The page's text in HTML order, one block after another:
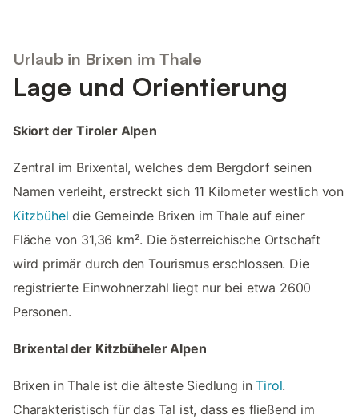
Urlaub in Brixen im Thale
Lage und Orientierung
Skiort der Tiroler Alpen
Zentral im Brixental, welches dem Bergdorf seinen
Namen verleiht, erstreckt sich 11 Kilometer westlich von
Kitzbühel die Gemeinde Brixen im Thale auf einer
Fläche von 31,36 km². Die österreichische Ortschaft
wird primär durch den Tourismus erschlossen. Die
registrierte Einwohnerzahl liegt nur bei etwa 2600
Personen.
Brixental der Kitzbüheler Alpen
Brixen in Thale ist die älteste Siedlung inTirol.
Charakteristisch für das Tal ist, dass es fließend im